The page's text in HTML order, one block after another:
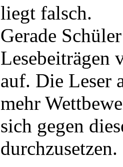
liegt falsch.
Gerade
Lesebeiträgen
auf. Die Leser
mehr
sich gegen
durchzusetzen.